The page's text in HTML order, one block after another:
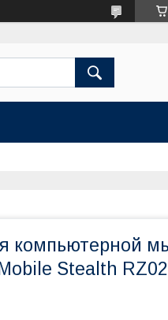
компьютерной
Stealth